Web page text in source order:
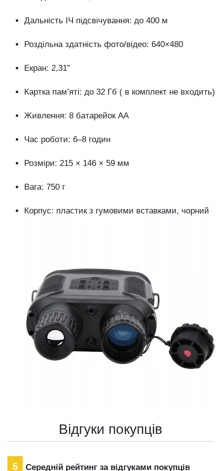
Дальність ІЧ підсвічування: до 400 м
Роздільна здатність фото/відео: 640×480
Екран: 2,31”
Картка пам’яті: до 32 Гб ( в комплект не входить)
Живлення: 8 батарейок АА
Час роботи: 6–8 годин
Розміри: 215 × 146 × 59 мм
Вага: 750 г
Корпус: пластик з гумовими вставками, чорний
Відгуки покупців
5 Середній рейтинг за відгуками покупців